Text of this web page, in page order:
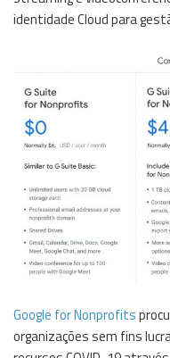
identidade Cloud para
Google for Nonprofits
organizações sem fins